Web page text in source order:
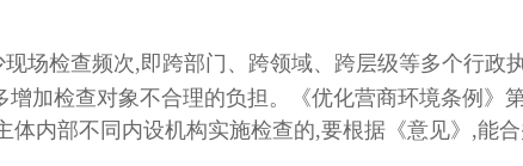
场检查频次,即跨部门、跨领域、跨层级等多个行
加检查对象不合理的负担。《优化营商环境条例》
内部不同内设机构实施检查的,要根据《意见》,能合